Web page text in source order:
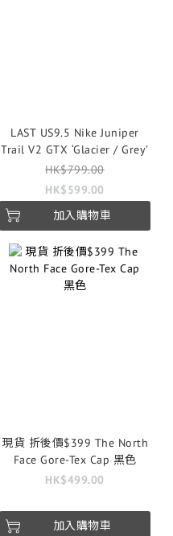
LAST US9.5 Nike Juniper
Trail V2 GTX ‘Glacier / Grey’
HK$799.00
HK$599.00
加入購物車
現貨 折後價$399 The North
Face Gore-Tex Cap 黑色
HK$499.00
加入購物車